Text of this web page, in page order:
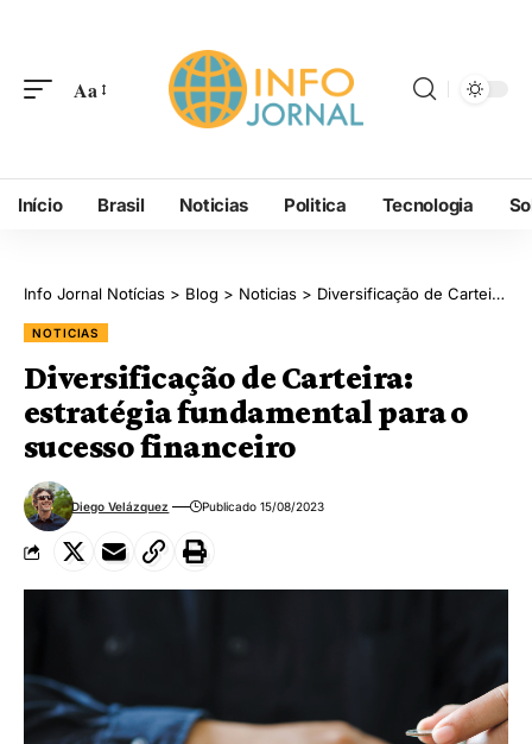
Aa
Início Brasil Noticias Politica Tecnologia
Info Jornal Notícias > Blog > Noticias > Diversificação de Carteira: estratégia fundamental para o sucesso financeiro
NOTICIAS
Diversificação de Carteira:
estratégia fundamental para o
sucesso financeiro
Diego Velázquez Publicado 15/08/2023